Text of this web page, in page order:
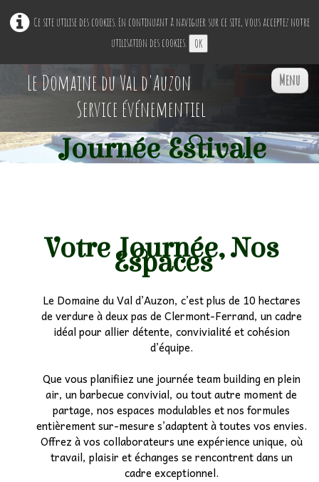
Ce site utilise des cookies. En continuant à naviguer sur ce site, vous acceptez notre
utilisation des cookies. OK
Le Domaine du Val d'Auzon
Service événementiel
Menu
Particuliers▼
Associatif▼
Autocariste
Journée Estivale
Votre Journée, Nos
Espaces
Le Domaine du Val d’Auzon, c’est plus de 10 hectares
de verdure à deux pas de Clermont-Ferrand, un cadre
idéal pour allier détente, convivialité et cohésion
d’équipe.
Que vous planifiiez une journée team building en plein
air, un barbecue convivial, ou tout autre moment de
partage, nos espaces modulables et nos formules
entièrement sur-mesure s’adaptent à toutes vos envies.
Offrez à vos collaborateurs une expérience unique, où
travail, plaisir et échanges se rencontrent dans un
cadre exceptionnel.